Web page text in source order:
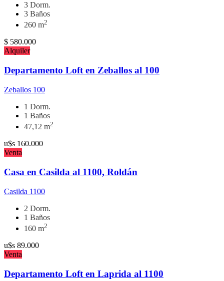
3 Dorm.
3 Baños
260 m2
$ 580.000
Alquiler
Departamento Loft en Zeballos al 100
Zeballos 100
1 Dorm.
1 Baños
47,12 m2
u$s 160.000
Venta
Casa en Casilda al 1100, Roldán
Casilda 1100
2 Dorm.
1 Baños
160 m2
u$s 89.000
Venta
Departamento Loft en Laprida al 1100